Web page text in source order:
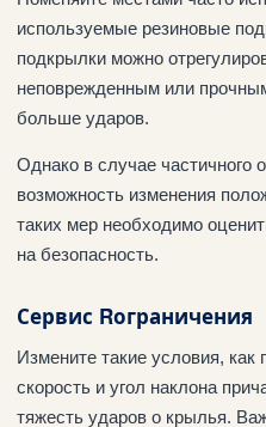
используемые резиновые
подкрылки можно
неповрежденным или
больше ударов.
Однако в случае частичного
возможность изменения
таких мер необходимо
на безопасность.
Сервис Rограничения
Измените такие условия, как
скорость и угол наклона
тяжесть ударов о крылья.